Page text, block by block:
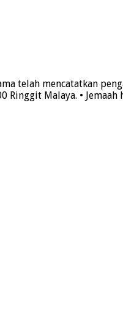
telah mencatatkan
Ringgit Malaya. •